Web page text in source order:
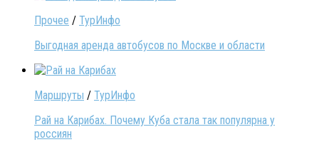
Прочее / ТурИнфо
Выгодная аренда автобусов по Москве и области
Маршруты / ТурИнфо
Рай на Карибах. Почему Куба стала так популярна у
россиян